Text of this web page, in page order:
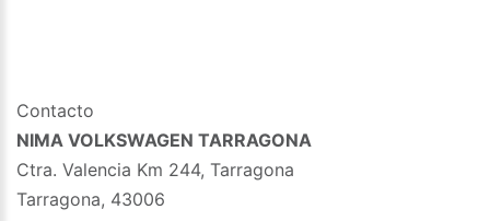
Contacto
NIMA VOLKSWAGEN TARRAGONA
Ctra. Valencia Km 244, Tarragona
Tarragona, 43006